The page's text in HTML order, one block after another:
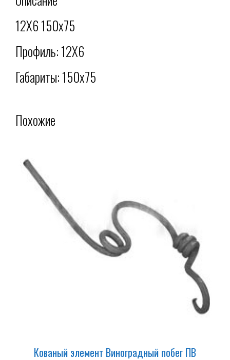
12Х6 150х75
Профиль: 12Х6
Габариты: 150х75
Похожие
Кованый элемент Виноградный побег ПВ